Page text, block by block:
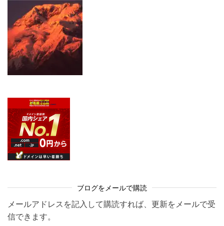
ブログをメールで購読
メールアドレスを記入して購読すれば、更新をメールで受
信できます。